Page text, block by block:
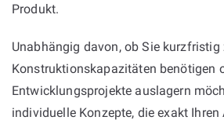
Produkt.
Unabhängig davon, ob Sie
Konstruktionskapazitäten benötigen
Entwicklungsprojekte auslagern
individuelle Konzepte, die exakt Ihren